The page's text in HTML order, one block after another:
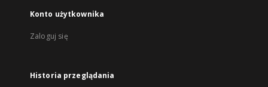
Konto użytkownika
Zaloguj się
Historia przeglądania